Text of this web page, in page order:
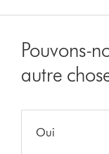
Pouvons-
autre
Oui